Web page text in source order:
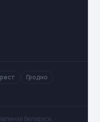
Гродно
Беларуси. ·